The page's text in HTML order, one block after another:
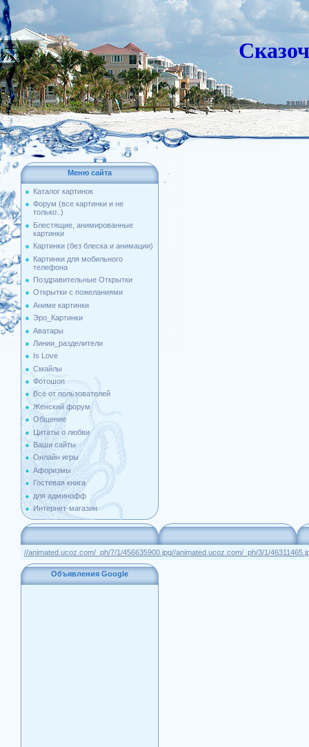
Меню сайта
Каталог картинок
Форум (все картинки и не
только..)
Блестящие, анимированные
картинки
Картинки (без блеска и анимации)
Картинки для мобильного
телефона
Поздравительные Открытки
Открытки с пожеланиями
Аниме картинки
Эро_Картинки
Аватары
Линии_разделители
Is Love
Смайлы
Фотошоп
Всё от пользователей
Женский форум
Общение
Цитаты о любви
Ваши сайты
Онлайн игры
Афоризмы
Гостевая книга
для админофф
Интернет-магазин
//animated.ucoz.com/_ph/7/1/456635900.jpg//animated.ucoz.com/_ph/3/1/
Объявления Google